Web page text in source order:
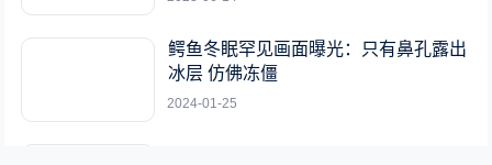
鳄鱼冬眠罕见画面曝光：只有鼻孔露出
冰层 仿佛冻僵
2024-01-25